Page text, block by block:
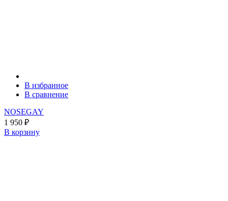
В избранное
В сравнение
NOSEGAY
1 950 ₽
В корзину